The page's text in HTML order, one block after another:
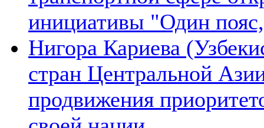
инициативы "Один
Нигора Кариева
стран Центральной
продвижения